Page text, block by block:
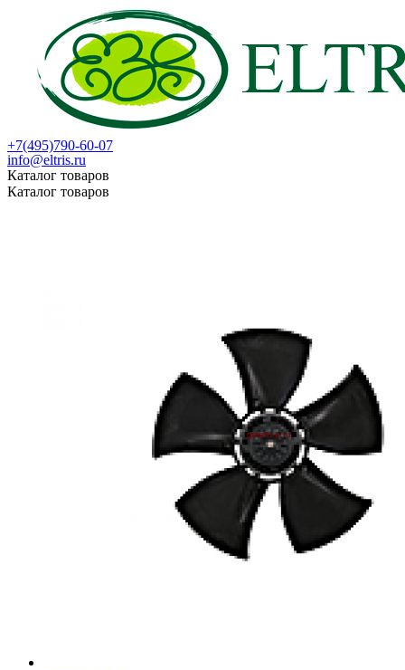
+7(495)790-60-07
info@eltris.ru
Каталог товаров
Каталог товаров